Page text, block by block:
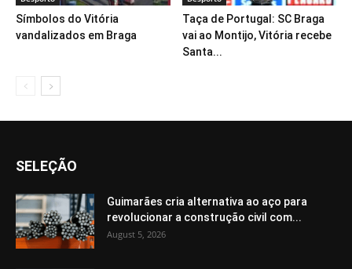
Símbolos do Vitória
vandalizados em Braga
Taça de Portugal: SC Braga
vai ao Montijo, Vitória recebe
Santa...
SELEÇÃO
Guimarães cria alternativa ao aço para
revolucionar a construção civil com...
August 5, 2026